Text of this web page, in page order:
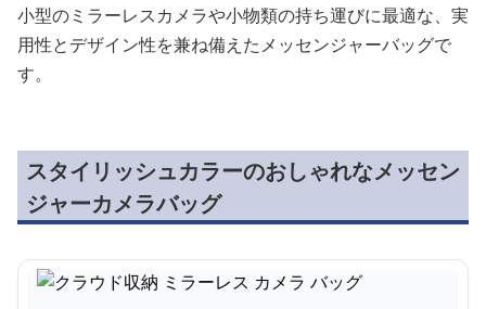
小型のミラーレスカメラや小物類の持ち運びに最適な、実
用性とデザイン性を兼ね備えたメッセンジャーバッグで
す。
スタイリッシュカラーのおしゃれなメッセン
ジャーカメラバッグ